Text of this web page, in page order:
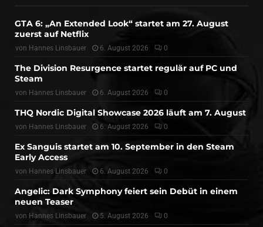
GTA 6: „An Extended Look“ startet am 27. August
zuerst auf Netflix
von Hannes Linsbauer 6. August 2026 0
The Division Resurgence startet regulär auf PC und
Steam
von Hannes Linsbauer 6. August 2026 0
THQ Nordic Digital Showcase 2026 läuft am 7. August
von Hannes Linsbauer 6. August 2026 0
Ex Sanguis startet am 10. September in den Steam
Early Access
von Hannes Linsbauer 6. August 2026 0
Angelic: Dark Symphony feiert sein Debüt in einem
neuen Teaser
von Hannes Linsbauer 5. August 2026 0